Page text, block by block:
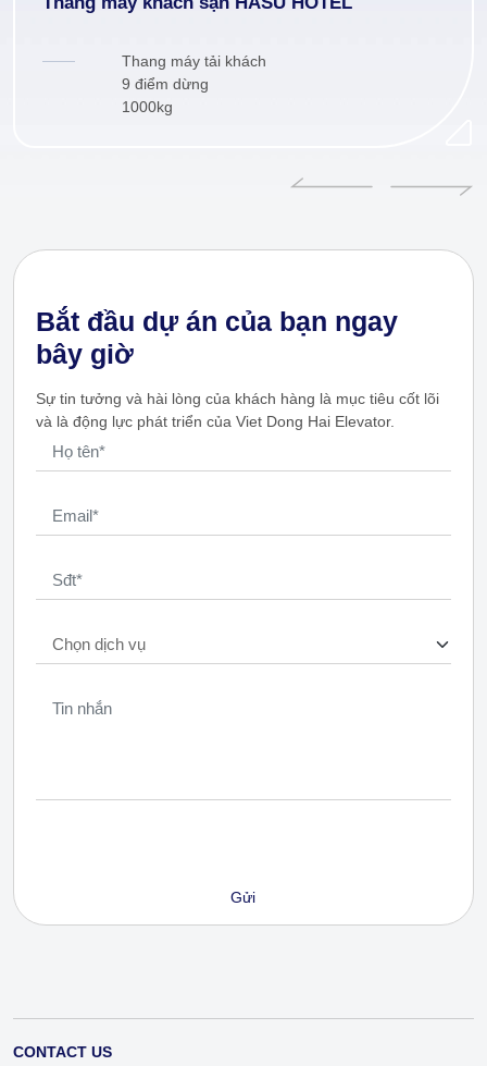
Thang máy tải khách
9 điểm dừng
1000kg
Bắt đầu dự án của bạn ngay
bây giờ
Sự tin tưởng và hài lòng của khách hàng là mục tiêu cốt lõi
và là động lực phát triển của Viet Dong Hai Elevator.
CONTACT US